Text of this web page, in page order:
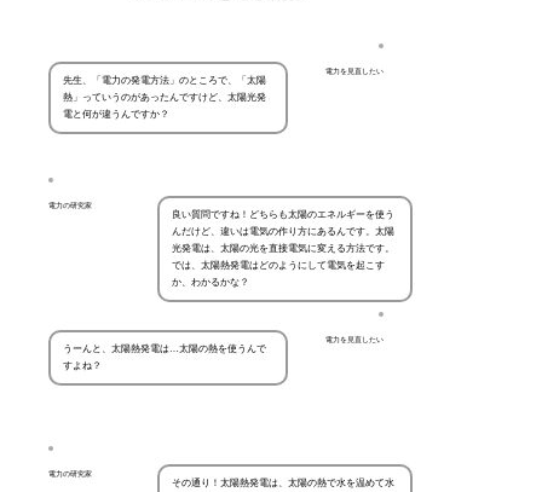
電力を見直したい
先生、「電力の発電方法」のところで、「太陽
熱」っていうのがあったんですけど、太陽光発
電と何が違うんですか？
電力の研究家
良い質問ですね！どちらも太陽のエネルギーを使う
んだけど、違いは電気の作り方にあるんです。太陽
光発電は、太陽の光を直接電気に変える方法です。
では、太陽熱発電はどのようにして電気を起こす
か、わかるかな？
電力を見直したい
うーんと、太陽熱発電は…太陽の熱を使うんで
すよね？
電力の研究家
その通り！太陽熱発電は、太陽の熱で水を温めて水